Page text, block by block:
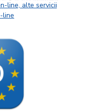
line, alte servicii
line